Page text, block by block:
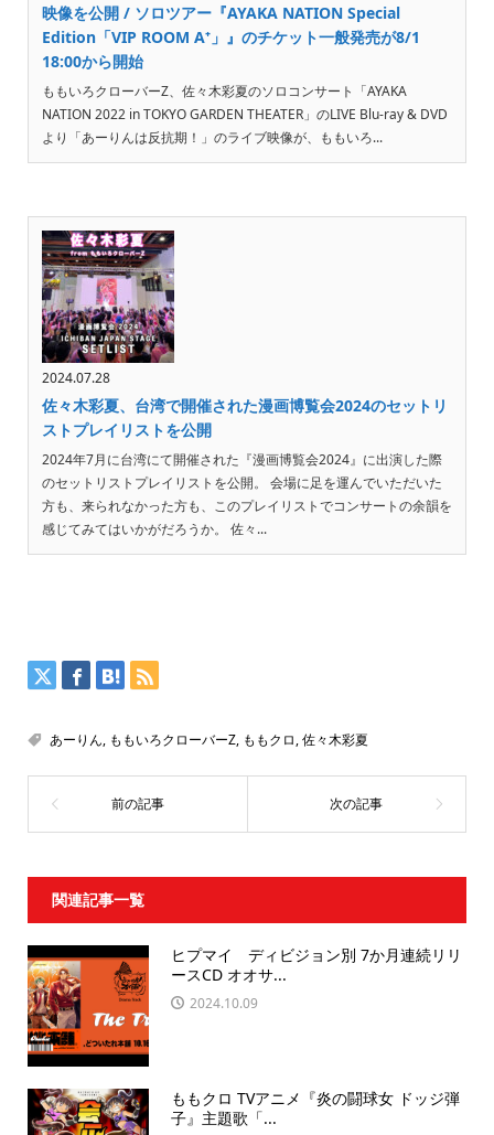
映像を公開 / ソロツアー『AYAKA NATION Special
Edition「VIP ROOM A⁺」』のチケット一般発売が8/1
18:00から開始
ももいろクローバーZ、佐々木彩夏のソロコンサート「AYAKA
NATION 2022 in TOKYO GARDEN THEATER」のLIVE Blu-ray & DVD
より「あーりんは反抗期！」のライブ映像が、ももいろ...
2024.07.28
佐々木彩夏、台湾で開催された漫画博覧会2024のセットリ
ストプレイリストを公開
2024年7月に台湾にて開催された『漫画博覧会2024』に出演した際
のセットリストプレイリストを公開。 会場に足を運んでいただいた
方も、来られなかった方も、このプレイリストでコンサートの余韻を
感じてみてはいかがだろうか。 佐々...
あーりん, ももいろクローバーZ, ももクロ,佐々木彩夏
関連記事一覧
ヒプマイ ディビジョン別 7か月連続リリ
ースCD オオサ...
2024.10.09
ももクロ TVアニメ『炎の闘球女 ドッジ弾
子』主題歌「...